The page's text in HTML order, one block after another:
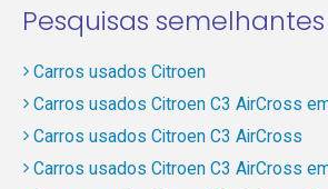
Pesquisas semelhantes
Carros usados Citroen
Carros usados Citroen C3 AirCross
Carros usados Citroen C3 AirCross
Carros usados Citroen C3 AirCross